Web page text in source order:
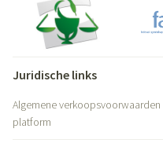
Juridische links
Algemene verkoopsvoorwaarden
platform